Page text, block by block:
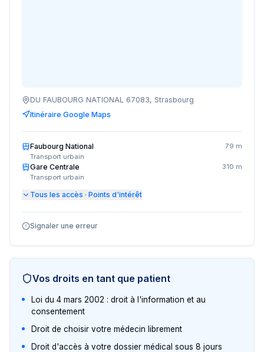
DU FAUBOURG NATIONAL 67083, Strasbourg
Itinéraire Google Maps
Faubourg National
Transport urbain
79 m
Gare Centrale
Transport urbain
310 m
Tous les accès · Points d'intérêt
Signaler une erreur
Vos droits en tant que patient
Loi du 4 mars 2002 : droit à l'information et au
consentement
Droit de choisir votre médecin librement
Droit d'accès à votre dossier médical sous 8 jours